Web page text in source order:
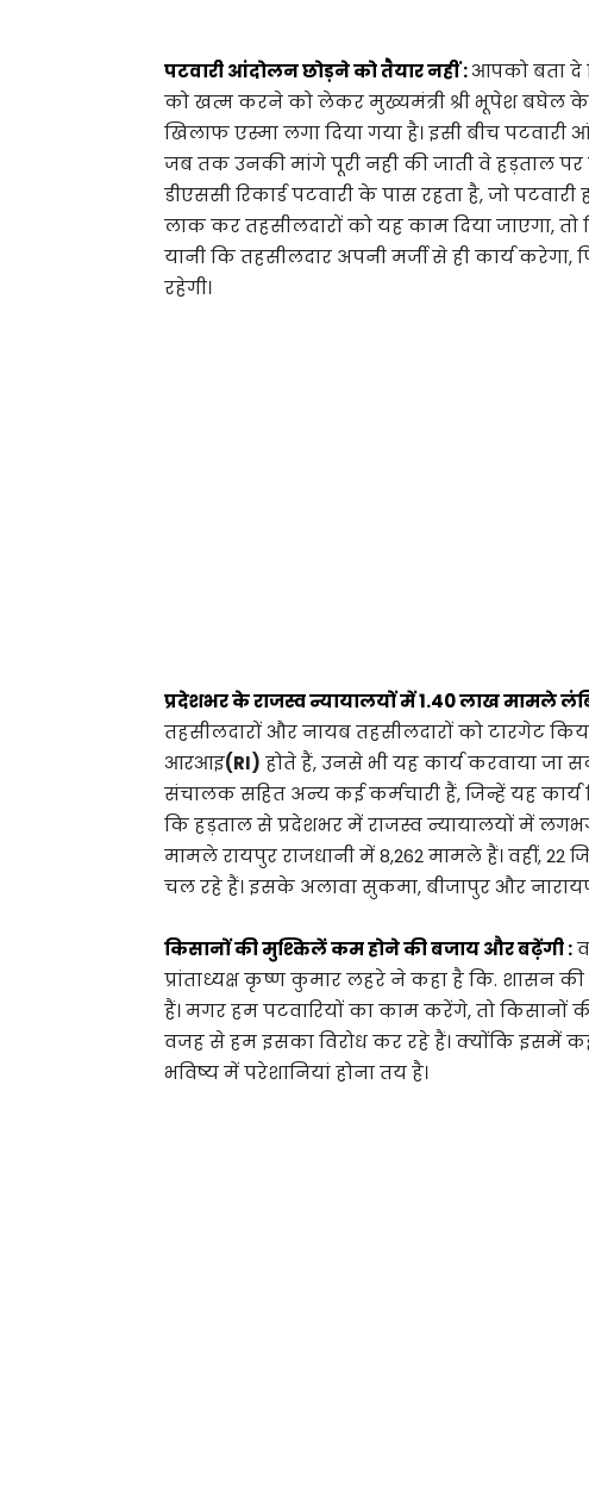
पटवारी आंदोलन छोड़ने को तैयार नहीं :आपको बता दे
को खत्म करने को लेकर मुख्यमंत्री श्री भूपेश बघेल
खिलाफ एस्मा लगा दिया गया है। इसी बीच
जब तक उनकी मांगे पूरी नही की जाती वे हड़ताल पर
डीएससी रिकार्ड पटवारी के पास रहता है, जो
लाक कर तहसीलदारों को यह काम दिया जाएगा, तो
यानी कि तहसीलदार अपनी मर्जी से ही कार्य
रहेगी।
प्रदेशभर के राजस्व न्यायालयों में 1.40 लाख मामले
तहसीलदारों और नायब तहसीलदारों को टारगेट
आरआइ(RI) होते हैं, उनसे भी यह कार्य करवाया
संचालक सहित अन्य कई कर्मचारी हैं, जिन्हें यह कार्य
कि हड़ताल से प्रदेशभर में राजस्व न्यायालयों में
मामले रायपुर राजधानी में 8,262 मामले हैं। वहीं,
चल रहे हैं। इसके अलावा सुकमा, बीजापुर और
किसानों की मुश्किलें कम होने की बजाय और बढ़ेंगी :
प्रांताध्यक्ष कृष्ण कुमार लहरे ने कहा है कि. शासन
हैं। मगर हम पटवारियों का काम करेंगे, तो
वजह से हम इसका विरोध कर रहे हैं। क्याेंकि इसमें
भविष्य में परेशानियां होना तय है।